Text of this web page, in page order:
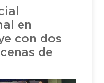
en
con dos
de